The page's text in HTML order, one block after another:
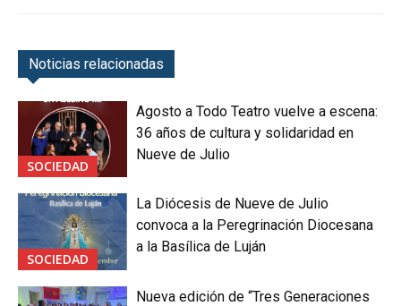
Noticias relacionadas
SOCIEDAD
Agosto a Todo Teatro vuelve a escena:
36 años de cultura y solidaridad en
Nueve de Julio
SOCIEDAD
La Diócesis de Nueve de Julio
convoca a la Peregrinación Diocesana
a la Basílica de Luján
Nueva edición de “Tres Generaciones